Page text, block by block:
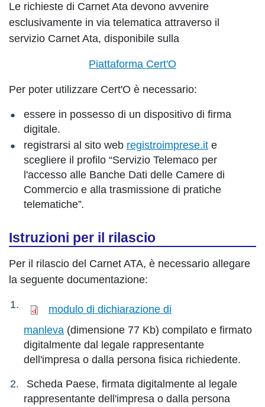
Le richieste di Carnet Ata devono avvenire
esclusivamente in via telematica attraverso il
servizio Carnet Ata, disponibile sulla
Piattaforma Cert'O
Per poter utilizzare Cert'O è necessario:
essere in possesso di un dispositivo di firma
digitale.
registrarsi al sito web registroimprese.it e
scegliere il profilo “Servizio Telemaco per
l'accesso alle Banche Dati delle Camere di
Commercio e alla trasmissione di pratiche
telematiche”.
Istruzioni per il rilascio
Per il rilascio del Carnet ATA, è necessario allegare
la seguente documentazione:
modulo di dichiarazione di
manleva (dimensione 77 Kb) compilato e firmato
digitalmente dal legale rappresentante
dell'impresa o dalla persona fisica richiedente.
Scheda Paese, firmata digitalmente al legale
rappresentante dell'impresa o dalla persona